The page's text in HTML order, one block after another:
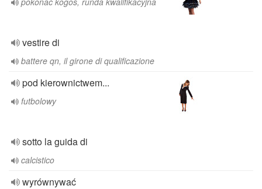
vestire di
battere qn, il girone di qualificazione
pod kierownictwem...
futbolowy
sotto la guida di
calcistico
wyrównywać